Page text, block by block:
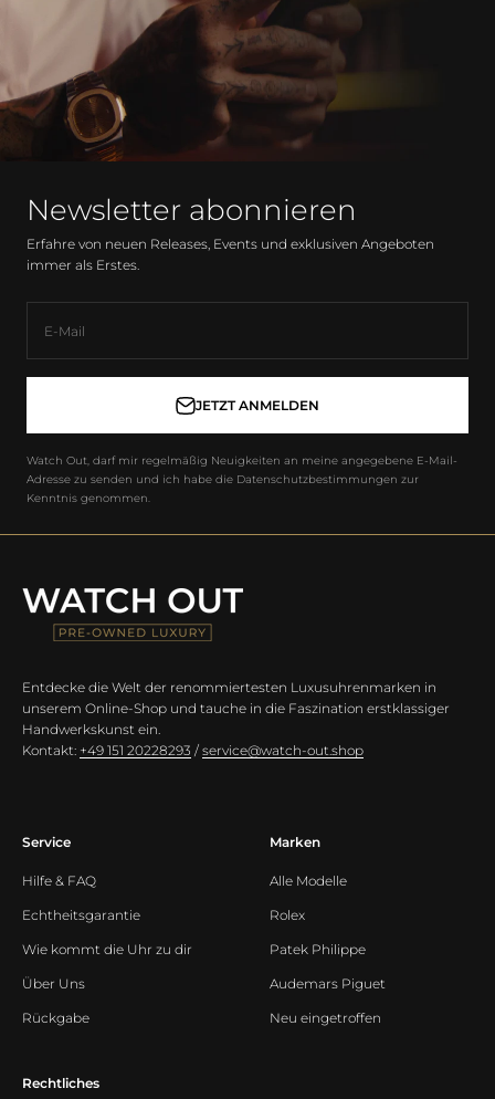
Newsletter abonnieren
Erfahre von neuen Releases, Events und exklusiven Angeboten
immer als Erstes.
E-Mail
JETZT ANMELDEN
Watch Out, darf mir regelmäßig Neuigkeiten an meine angegebene E-Mail-
Adresse zu senden und ich habe die Datenschutzbestimmungen zur
Kenntnis genommen.
Entdecke die Welt der renommiertesten Luxusuhrenmarken in
unserem Online-Shop und tauche in die Faszination erstklassiger
Handwerkskunst ein.
Kontakt: +49 151 20228293 / service@watch-out.shop
Service
Hilfe & FAQ
Echtheitsgarantie
Wie kommt die Uhr zu dir
Über Uns
Rückgabe
Marken
Alle Modelle
Rolex
Patek Philippe
Audemars Piguet
Neu eingetroffen
Rechtliches